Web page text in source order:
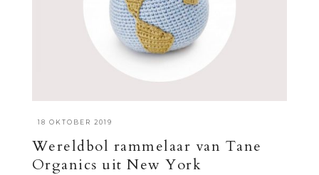
·18 OKTOBER 2019
Wereldbol rammelaar van Tane
Organics uit New York